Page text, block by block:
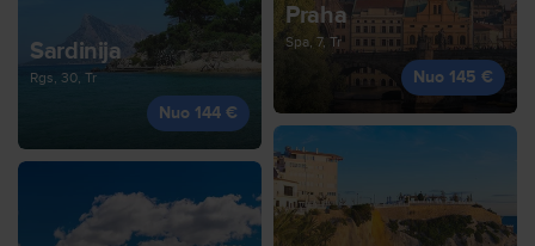
Sardinija
Rgs, 30, Tr
Nuo 144 €
Praha
Spa, 7, Tr
Nuo 145 €